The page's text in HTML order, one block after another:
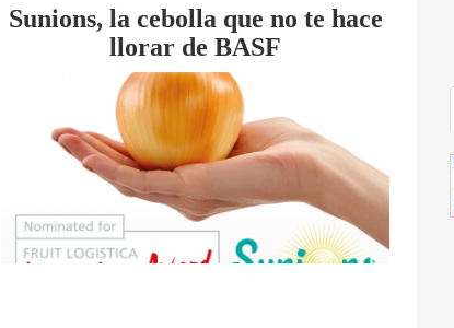
Sunions, la cebolla que no te hace
llorar de BASF